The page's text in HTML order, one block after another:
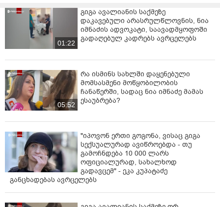
01:22
გიგა ავალიანის საქმეზე
დაკავებული არასრულწლოვნის, ნია
იმნაძის ადვოკატი, საავადმყოფოში
გადაღებულ კადრებს ავრცელებს
05:52
რა ისმინს სახლში დაყენებული
მომსასმენი მოწყობილობის
ჩანაწერში, სადაც ნია იმნაძე მამას
ესაუბრება?
"იპოვონ ერთი გოგონა, ვისაც გიგა
სექსუალურად ავიწროებდა - თუ
გამოჩნდება 10 000 ლარს
ოფიციალურად, სახალხოდ
გადავცემ" - ეკა კუპატაძე
განცხადებას ავრცელებს